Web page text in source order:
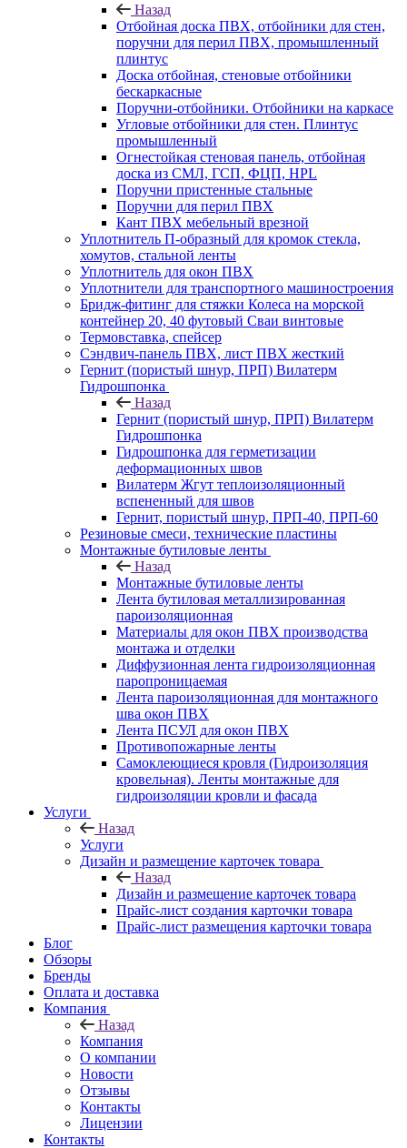
Назад
Отбойная доска ПВХ, отбойники для стен,
поручни для перил ПВХ, промышленный
плинтус
Доска отбойная, стеновые отбойники
бескаркасные
Поручни-отбойники. Отбойники на каркасе
Угловые отбойники для стен. Плинтус
промышленный
Огнестойкая стеновая панель, отбойная
доска из СМЛ, ГСП, ФЦП, HPL
Поручни пристенные стальные
Поручни для перил ПВХ
Кант ПВХ мебельный врезной
Уплотнитель П-образный для кромок стекла,
хомутов, стальной ленты
Уплотнитель для окон ПВХ
Уплотнители для транспортного машиностроения
Бридж-фитинг для стяжки Колеса на морской
контейнер 20, 40 футовый Сваи винтовые
Термовставка, спейсер
Сэндвич-панель ПВХ, лист ПВХ жесткий
Гернит (пористый шнур, ПРП) Вилатерм
Гидрошпонка
Назад
Гернит (пористый шнур, ПРП) Вилатерм
Гидрошпонка
Гидрошпонка для герметизации
деформационных швов
Вилатерм Жгут теплоизоляционный
вспененный для швов
Гернит, пористый шнур, ПРП-40, ПРП-60
Резиновые смеси, технические пластины
Монтажные бутиловые ленты
Назад
Монтажные бутиловые ленты
Лента бутиловая металлизированная
пароизоляционная
Материалы для окон ПВХ производства
монтажа и отделки
Диффузионная лента гидроизоляционная
паропроницаемая
Лента пароизоляционная для монтажного
шва окон ПВХ
Лента ПСУЛ для окон ПВХ
Противопожарные ленты
Самоклеющиеся кровля (Гидроизоляция
кровельная). Ленты монтажные для
гидроизоляции кровли и фасада
Услуги
Назад
Услуги
Дизайн и размещение карточек товара
Назад
Дизайн и размещение карточек товара
Прайс-лист создания карточки товара
Прайс-лист размещения карточки товара
Блог
Обзоры
Бренды
Оплата и доставка
Компания
Назад
Компания
О компании
Новости
Отзывы
Контакты
Лицензии
Контакты